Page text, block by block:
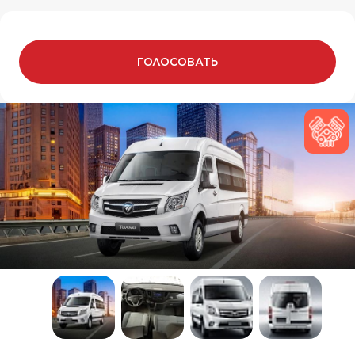
ГОЛОСОВАТЬ